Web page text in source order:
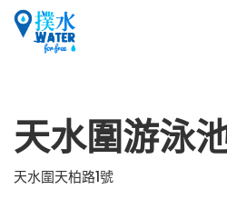
下載應用
天水圍游泳
天水圍天柏路1號